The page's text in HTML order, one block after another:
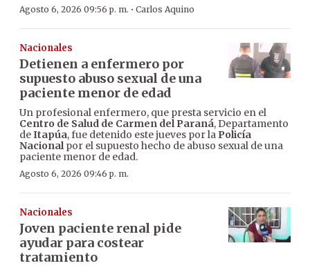
Agosto 6, 2026 09:56 p. m. · Carlos Aquino
Nacionales
Detienen a enfermero por
supuesto abuso sexual de una
paciente menor de edad
Un profesional enfermero, que presta servicio en el
Centro de Salud de Carmen del Paraná, Departamento
deItapúa, fue detenido este jueves por la Policía
Nacionalpor el supuesto hecho de abuso sexual de una
paciente menor de edad.
Agosto 6, 2026 09:46 p. m.
Nacionales
Joven paciente renal pide
ayudar para costear
tratamiento